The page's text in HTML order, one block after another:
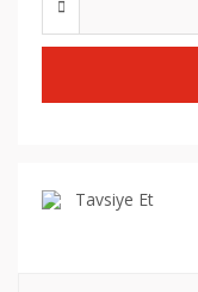
Tavsiye Et